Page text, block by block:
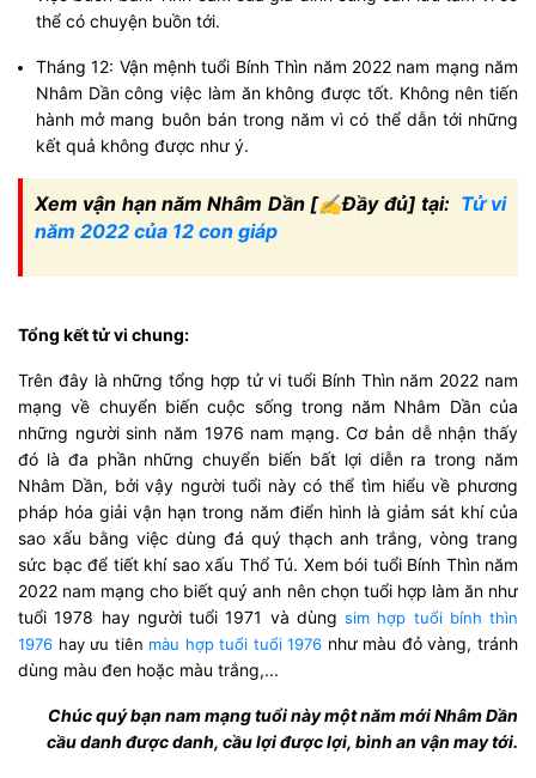
thể có chuyện buồn tới.
Tháng 12: Vận mệnh tuổi Bính Thìn năm 2022 nam mạng năm
Nhâm Dần công việc làm ăn không được tốt. Không nên tiến
hành mở mang buôn bán trong năm vì có thể dẫn tới những
kết quả không được như ý.
Xem vận hạn năm Nhâm Dần [✍Đầy đủ] tại: Tử vi
năm 2022 của 12 con giáp
Tổng kết tử vi chung:
Trên đây là những tổng hợp tử vi tuổi Bính Thìn năm 2022 nam
mạng về chuyển biến cuộc sống trong năm Nhâm Dần của
những người sinh năm 1976 nam mạng. Cơ bản dễ nhận thấy
đó là đa phần những chuyển biến bất lợi diễn ra trong năm
Nhâm Dần, bởi vậy người tuổi này có thể tìm hiểu về phương
pháp hóa giải vận hạn trong năm điển hình là giảm sát khí của
sao xấu bằng việc dùng đá quý thạch anh trắng, vòng trang
sức bạc để tiết khí sao xấu Thổ Tú. Xem bói tuổi Bính Thìn năm
2022 nam mạng cho biết quý anh nên chọn tuổi hợp làm ăn như
tuổi 1978 hay người tuổi 1971 và dùng sim hợp tuổi bính thìn
1976 hay ưu tiên màu hợp tuổi tuổi 1976 như màu đỏ vàng, tránh
dùng màu đen hoặc màu trắng,...
Chúc quý bạn nam mạng tuổi này một năm mới Nhâm Dần
cầu danh được danh, cầu lợi được lợi, bình an vận may tới.